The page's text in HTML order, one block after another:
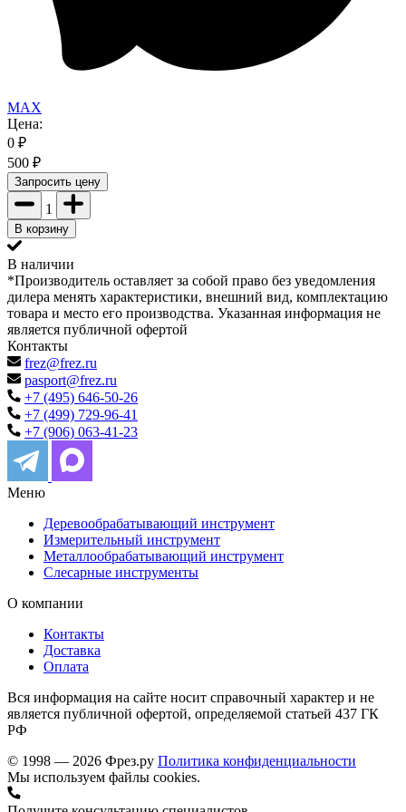
MAX
Цена:
0 ₽
500 ₽
Запросить цену
1
В корзину
В наличии
*Производитель оставляет за собой право без уведомления
дилера менять характеристики, внешний вид, комплектацию
товара и место его производства. Указанная информация не
является публичной офертой
Контакты
frez@frez.ru
pasport@frez.ru
+7 (495) 646-50-26
+7 (499) 729-96-41
+7 (906) 063-41-23
Меню
Деревообрабатывающий инструмент
Измерительный инструмент
Металлообрабатывающий инструмент
Слесарные инструменты
О компании
Контакты
Доставка
Оплата
Вся информация на сайте носит справочный характер и не
является публичной офертой, определяемой статьей 437 ГК
РФ
© 1998 — 2026 Фрез.ру Политика конфиденциальности
Мы используем файлы cookies.